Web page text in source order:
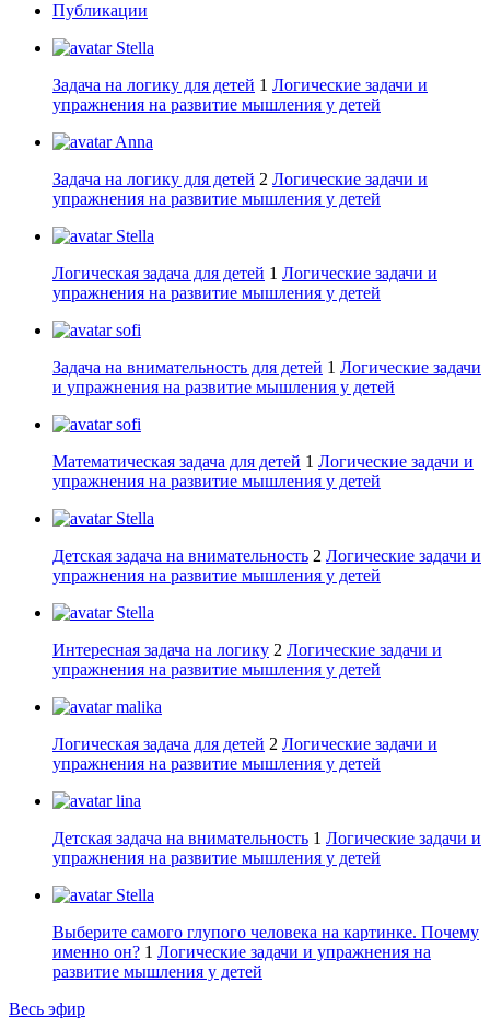
Публикации
Stella
Задача на логику для детей 1 Логические задачи и
упражнения на развитие мышления у детей
Anna
Задача на логику для детей 2 Логические задачи и
упражнения на развитие мышления у детей
Stella
Логическая задача для детей 1 Логические задачи и
упражнения на развитие мышления у детей
sofi
Задача на внимательность для детей 1 Логические задачи
и упражнения на развитие мышления у детей
sofi
Математическая задача для детей 1 Логические задачи и
упражнения на развитие мышления у детей
Stella
Детская задача на внимательность 2 Логические задачи и
упражнения на развитие мышления у детей
Stella
Интересная задача на логику 2 Логические задачи и
упражнения на развитие мышления у детей
malika
Логическая задача для детей 2 Логические задачи и
упражнения на развитие мышления у детей
lina
Детская задача на внимательность 1 Логические задачи и
упражнения на развитие мышления у детей
Stella
Выберите самого глупого человека на картинке. Почему
именно он? 1 Логические задачи и упражнения на
развитие мышления у детей
Весь эфир